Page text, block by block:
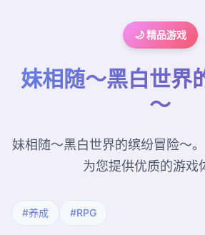
🌙 精品游戏
妹相随～黑白世界
～
妹相随～黑白世界的缤纷冒险～
为您提供优质的游戏
#养成 #RPG